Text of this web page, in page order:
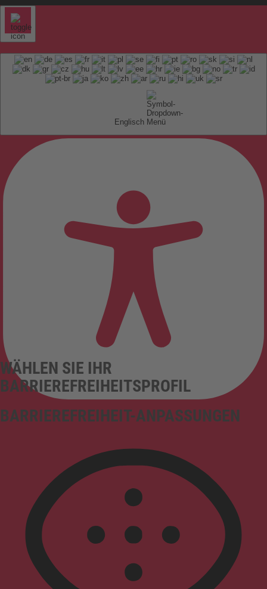
Englisch
BARRIEREFREIHEIT-ANPASSUNGEN
WÄHLEN SIE IHR
BARRIEREFREIHEITSPROFIL